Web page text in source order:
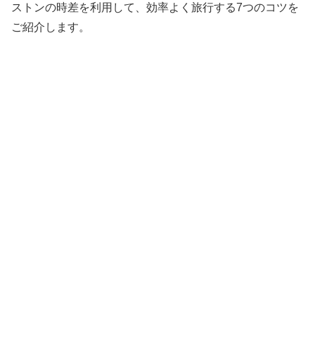
ストンの時差を利用して、効率よく旅行する7つのコツを
ご紹介します。